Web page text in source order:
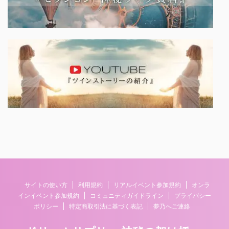
サイトの使い方 利用規約 リアルイベント参加規約
オンラ
インイベント参加規約
コミュニティガイドライン
プライバシー
ポリシー
特定商取引法に基づく表記 夢乃へご連絡